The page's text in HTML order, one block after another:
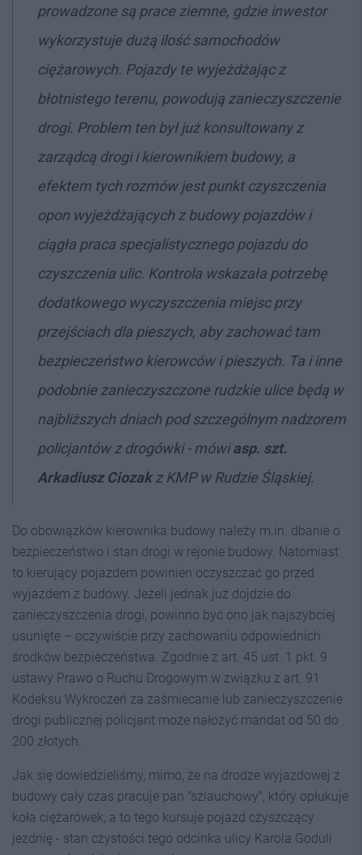
prowadzone są prace ziemne, gdzie inwestor
wykorzystuje dużą ilość samochodów
ciężarowych. Pojazdy te wyjeżdżając z
błotnistego terenu, powodują zanieczyszczenie
drogi. Problem ten był już konsultowany z
zarządcą drogi i kierownikiem budowy, a
efektem tych rozmów jest punkt czyszczenia
opon wyjeżdżających z budowy pojazdów i
ciągła praca specjalistycznego pojazdu do
czyszczenia ulic. Kontrola wskazała potrzebę
dodatkowego wyczyszczenia miejsc przy
przejściach dla pieszych, aby zachować tam
bezpieczeństwo kierowców i pieszych. Ta i inne
podobnie zanieczyszczone rudzkie ulice będą w
najbliższych dniach pod szczególnym nadzorem
policjantów z drogówki - mówiasp. szt.
Arkadiusz Ciozakz KMP w Rudzie Śląskiej.
Do obowiązków kierownika budowy należy m.in. dbanie o
bezpieczeństwo i stan drogi w rejonie budowy. Natomiast
to kierujący pojazdem powinien oczyszczać go przed
wyjazdem z budowy. Jeżeli jednak już dojdzie do
zanieczyszczenia drogi, powinno być ono jak najszybciej
usunięte – oczywiście przy zachowaniu odpowiednich
środków bezpieczeństwa. Zgodnie z art. 45 ust. 1 pkt. 9
ustawy Prawo o Ruchu Drogowym w związku z art. 91
Kodeksu Wykroczeń za zaśmiecanie lub zanieczyszczenie
drogi publicznej policjant może nałożyć mandat od 50 do
200 złotych.
Jak się dowiedzieliśmy, mimo, że na drodze wyjazdowej z
budowy cały czas pracuje pan "szlauchowy", który opłukuje
koła ciężarówek, a to tego kursuje pojazd czyszczący
jezdnię - stan czystości tego odcinka ulicy Karola Goduli